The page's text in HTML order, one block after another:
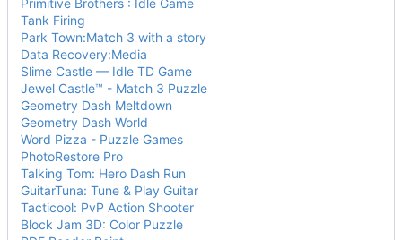
Tank Firing
Park Town:Match 3 with a story
Data Recovery:Media
Slime Castle — Idle TD Game
Jewel Castle™ - Match 3 Puzzle
Geometry Dash Meltdown
Geometry Dash World
Word Pizza - Puzzle Games
PhotoRestore Pro
Talking Tom: Hero Dash Run
GuitarTuna: Tune & Play Guitar
Tacticool: PvP Action Shooter
Block Jam 3D: Color Puzzle